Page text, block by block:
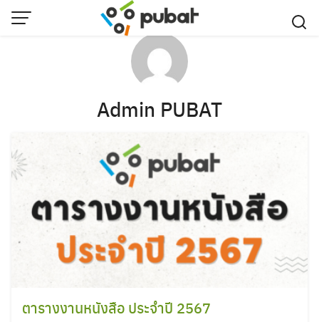
Skip
Admin PUBAT
ตารางงานหนังสือ ประจำปี 2567